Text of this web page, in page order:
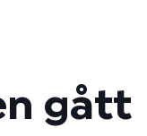
gått